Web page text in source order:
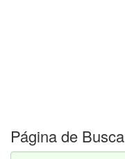
Página de Busca